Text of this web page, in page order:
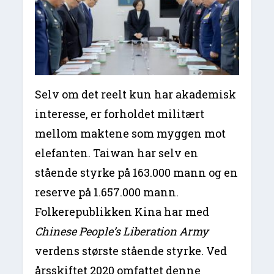
Selv om det reelt kun har akademisk
interesse, er forholdet militært
mellom maktene som myggen mot
elefanten. Taiwan har selv en
stående styrke på 163.000 mann og en
reserve på 1.657.000 mann.
Folkerepublikken Kina har med
Chinese People’s Liberation Army
verdens største stående styrke. Ved
årsskiftet 2020 omfattet denne